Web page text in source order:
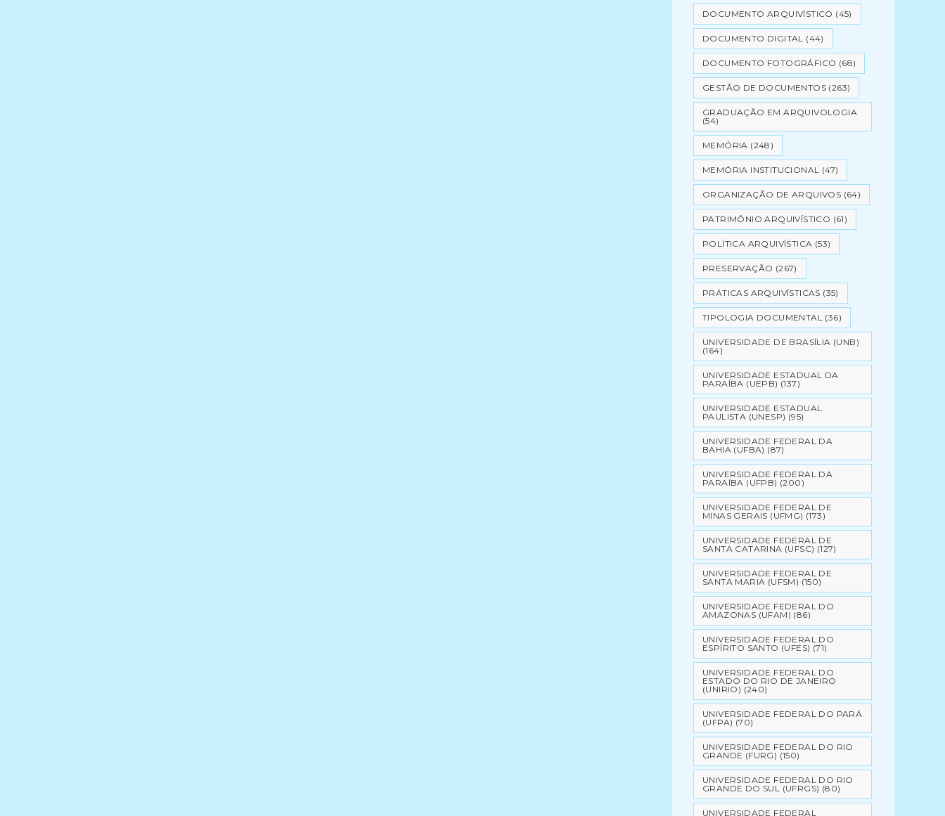
DOCUMENTO ARQUIVÍSTICO (45)
DOCUMENTO DIGITAL (44)
DOCUMENTO FOTOGRÁFICO (68)
GESTÃO DE DOCUMENTOS (263)
GRADUAÇÃO EM ARQUIVOLOGIA
(54)
MEMÓRIA (248)
MEMÓRIA INSTITUCIONAL (47)
ORGANIZAÇÃO DE ARQUIVOS (64)
PATRIMÔNIO ARQUIVÍSTICO (61)
POLÍTICA ARQUIVÍSTICA (53)
PRESERVAÇÃO (267)
PRÁTICAS ARQUIVÍSTICAS (35)
TIPOLOGIA DOCUMENTAL (36)
UNIVERSIDADE DE BRASÍLIA (UNB)
(164)
UNIVERSIDADE ESTADUAL DA
PARAÍBA (UEPB) (137)
UNIVERSIDADE ESTADUAL
PAULISTA (UNESP) (95)
UNIVERSIDADE FEDERAL DA
BAHIA (UFBA) (87)
UNIVERSIDADE FEDERAL DA
PARAÍBA (UFPB) (200)
UNIVERSIDADE FEDERAL DE
MINAS GERAIS (UFMG) (173)
UNIVERSIDADE FEDERAL DE
SANTA CATARINA (UFSC) (127)
UNIVERSIDADE FEDERAL DE
SANTA MARIA (UFSM) (150)
UNIVERSIDADE FEDERAL DO
AMAZONAS (UFAM) (86)
UNIVERSIDADE FEDERAL DO
ESPÍRITO SANTO (UFES) (71)
UNIVERSIDADE FEDERAL DO
ESTADO DO RIO DE JANEIRO
(UNIRIO) (240)
UNIVERSIDADE FEDERAL DO PARÁ
(UFPA) (70)
UNIVERSIDADE FEDERAL DO RIO
GRANDE (FURG) (150)
UNIVERSIDADE FEDERAL DO RIO
GRANDE DO SUL (UFRGS) (80)
UNIVERSIDADE FEDERAL